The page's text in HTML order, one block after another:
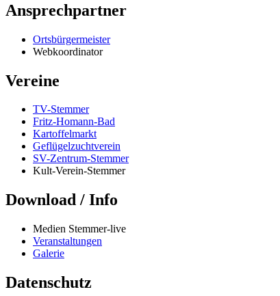
Ansprechpartner
Ortsbürgermeister
Webkoordinator
Vereine
TV-Stemmer
Fritz-Homann-Bad
Kartoffelmarkt
Geflügelzuchtverein
SV-Zentrum-Stemmer
Kult-Verein-Stemmer
Download / Info
Medien Stemmer-live
Veranstaltungen
Galerie
Datenschutz